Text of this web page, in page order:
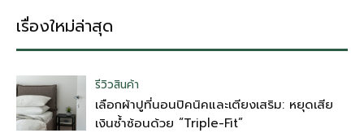
เรื่องใหม่ล่าสุด
รีวิวสินค้า
เลือกผ้าปูที่นอนปิคนิคและเตียงเสริม: หยุดเสีย
เงินซ้ำซ้อนด้วย “Triple-Fit”